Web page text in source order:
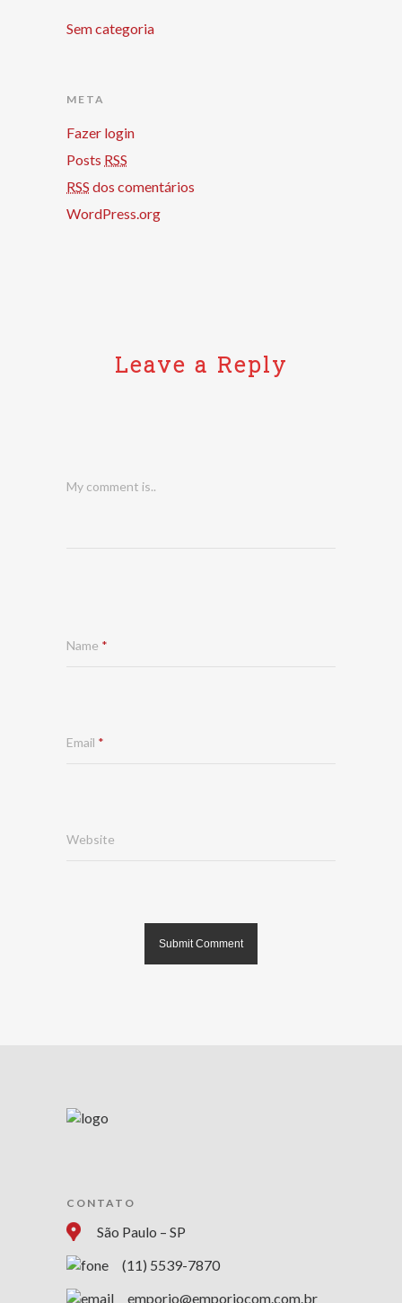
Sem categoria
META
Fazer login
Posts RSS
RSS dos comentários
WordPress.org
Leave a Reply
My comment is..
Name *
Email *
Website
CONTATO
São Paulo – SP
(11) 5539-7870
emporio@emporiocom.com.br